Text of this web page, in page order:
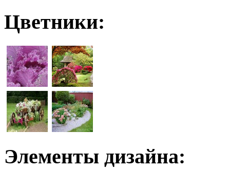
Цветники:
Элементы дизайна: